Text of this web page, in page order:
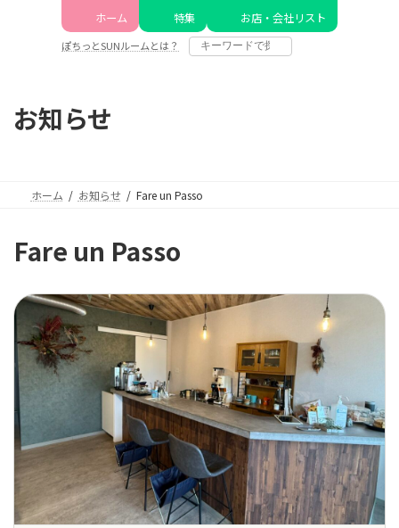
ホーム 特集 お店・会社リスト
ぽちっとSUNルームとは？
お知らせ
ホーム お知らせ Fare un Passo
Fare un Passo